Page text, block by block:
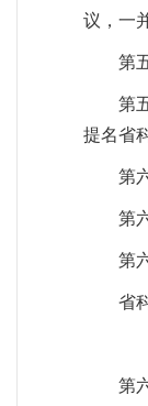
议，一
第
第
提名省
第
第
第
省
第